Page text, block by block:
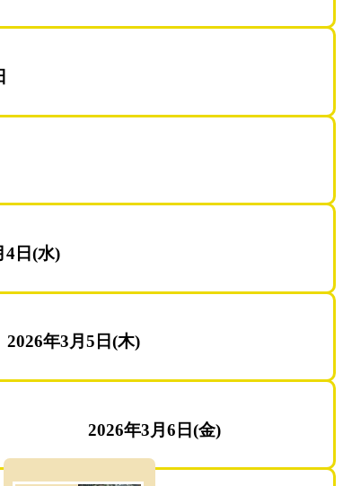
4日(水)
2026年3月5日(木)
2026年3月6日(金)